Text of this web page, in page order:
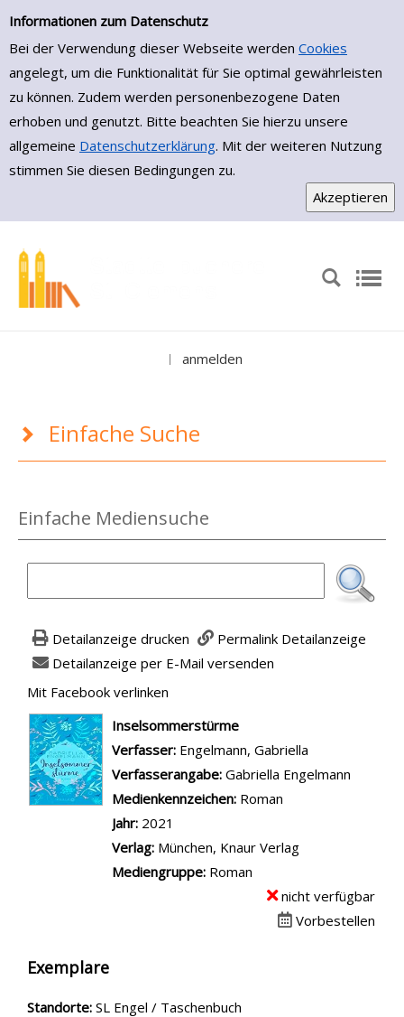
Einfache Suche
Informationen zum Datenschutz
Bei der Verwendung dieser Webseite werden Cookies
angelegt, um die Funktionalität für Sie optimal gewährleisten
zu können. Zudem werden personenbezogene Daten
erhoben und genutzt. Bitte beachten Sie hierzu unsere
allgemeine Datenschutzerklärung. Mit der weiteren Nutzung
stimmen Sie diesen Bedingungen zu.
Zur Detailanzeige springen
anmelden
Einfache Suche
Einfache Mediensuche
Detailanzeige drucken
Permalink Detailanzeige
Detailanzeige per E-Mail versenden
Mit Facebook verlinken
wird in neuem Tab geöffnet
Inselsommerstürme
Verfasser: Suche nach diesem Verfasser
Engelmann, Gabriella
Verfasserangabe: Gabriella Engelmann
Medienkennzeichen: Roman
Jahr: 2021
Verlag: München, Knaur Verlag
Mediengruppe: Roman
nicht verfügbar
Vorbestellen
Exemplare
Standorte: SL Engel / Taschenbuch